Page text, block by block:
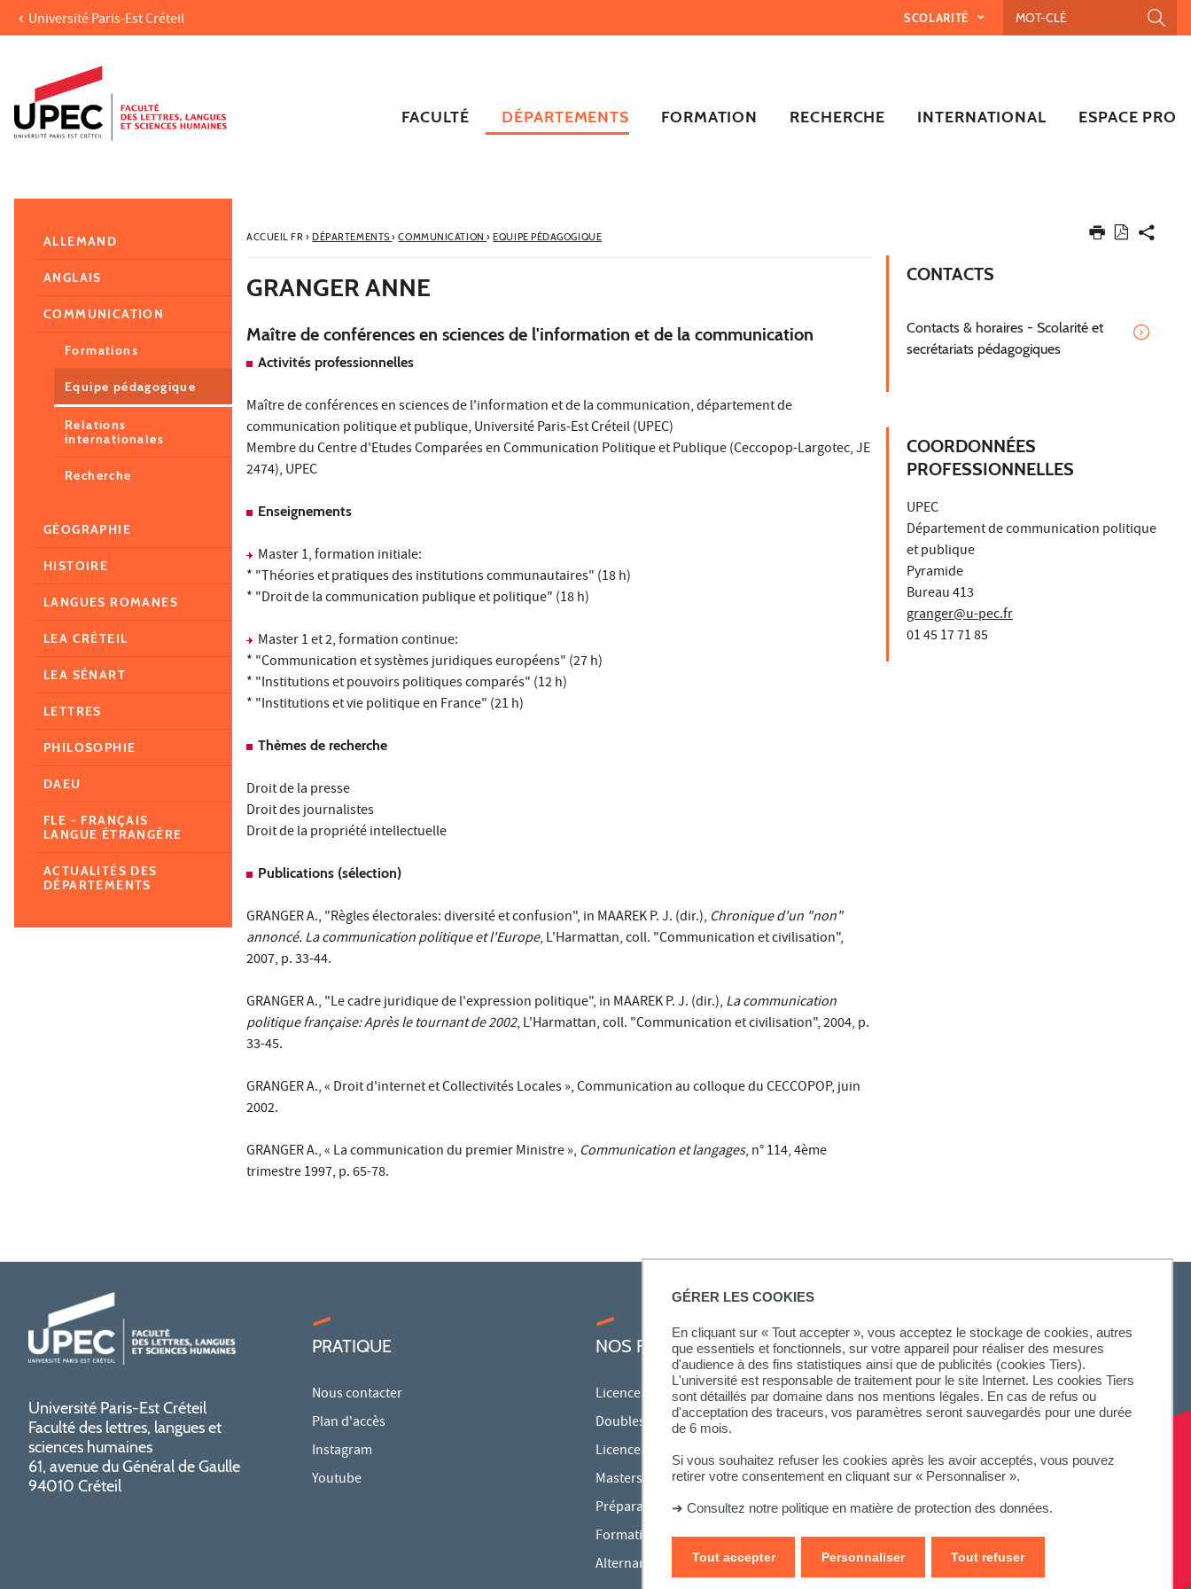
GÉRER LES COOKIES
En cliquant sur « Tout accepter », vous acceptez le stockage de cookies, autres
que essentiels et fonctionnels, sur votre appareil pour réaliser des mesures
d'audience à des fins statistiques ainsi que de publicités (cookies Tiers).
L'université est responsable de traitement pour le site Internet. Les cookies Tiers
sont détaillés par domaine dans nos mentions légales. En cas de refus ou
d'acceptation des traceurs, vos paramètres seront sauvegardés pour une durée
de 6 mois.
Si vous souhaitez refuser les cookies après les avoir acceptés, vous pouvez
retirer votre consentement en cliquant sur « Personnaliser ».
➜ Consultez notre politique en matière de protection des données.
Tout accepter Tout refuser
Personnaliser
Aller au contenu
Accès directs
Recherche
Navigation secondaire
Université Paris-Est Créteil SCOLARITÉ
FACULTÉ DÉPARTEMENTS FORMATION RECHERCHE INTERNATIONAL ESPACE PRO
ACCUEIL FR› DÉPARTEMENTS› COMMUNICATION› EQUIPE PÉDAGOGIQUE
GRANGER ANNE
Maître de conférences en sciences de l'information et de la communication
Activités professionnelles
Maître de conférences en sciences de l'information et de la communication, département de
communication politique et publique, Université Paris-Est Créteil (UPEC)
Membre du Centre d'Etudes Comparées en Communication Politique et Publique (Ceccopop-Largotec, JE
2474), UPEC
Enseignements
Master 1, formation initiale:
* "Théories et pratiques des institutions communautaires" (18 h)
* "Droit de la communication publique et politique" (18 h)
Master 1 et 2, formation continue:
* "Communication et systèmes juridiques européens" (27 h)
* "Institutions et pouvoirs politiques comparés" (12 h)
* "Institutions et vie politique en France" (21 h)
Thèmes de recherche
Droit de la presse
Droit des journalistes
Droit de la propriété intellectuelle
Publications (sélection)
GRANGER A., "Règles électorales: diversité et confusion", in MAAREK P. J. (dir.), Chronique d'un "non"
annoncé. La communication politique et l'Europe, L'Harmattan, coll. "Communication et civilisation",
2007, p. 33-44.
GRANGER A., "Le cadre juridique de l'expression politique", in MAAREK P. J. (dir.), La communication
politique française: Après le tournant de 2002, L'Harmattan, coll. "Communication et civilisation", 2004, p.
33-45.
GRANGER A., « Droit d'internet et Collectivités Locales », Communication au colloque du CECCOPOP, juin
2002.
GRANGER A., « La communication du premier Ministre », Communication et langages, n° 114, 4ème
trimestre 1997, p. 65-78.
CONTACTS
Contacts & horaires - Scolarité et
secrétariats pédagogiques
COORDONNÉES
PROFESSIONNELLES
UPEC
Département de communication politique
et publique
Pyramide
Bureau 413
granger@u-pec.fr
01 45 17 71 85
ALLEMAND
ANGLAIS
COMMUNICATION
Formations
Equipe pédagogique
Relations
internationales
Recherche
GÉOGRAPHIE
HISTOIRE
LANGUES ROMANES
LEA CRÉTEIL
LEA SÉNART
LETTRES
PHILOSOPHIE
DAEU
FLE - FRANÇAIS
LANGUE ÉTRANGÈRE
ACTUALITÉS DES
DÉPARTEMENTS
Université Paris-Est Créteil
Faculté des lettres, langues et
sciences humaines
61, avenue du Général de Gaulle
94010 Créteil
PRATIQUE
Nous contacter
Plan d'accès
Instagram
Youtube
NOS FORMATIONS
Licences
Doubles licences
Licences pro
Masters
Préparations aux concours
Formation continue
Alternance